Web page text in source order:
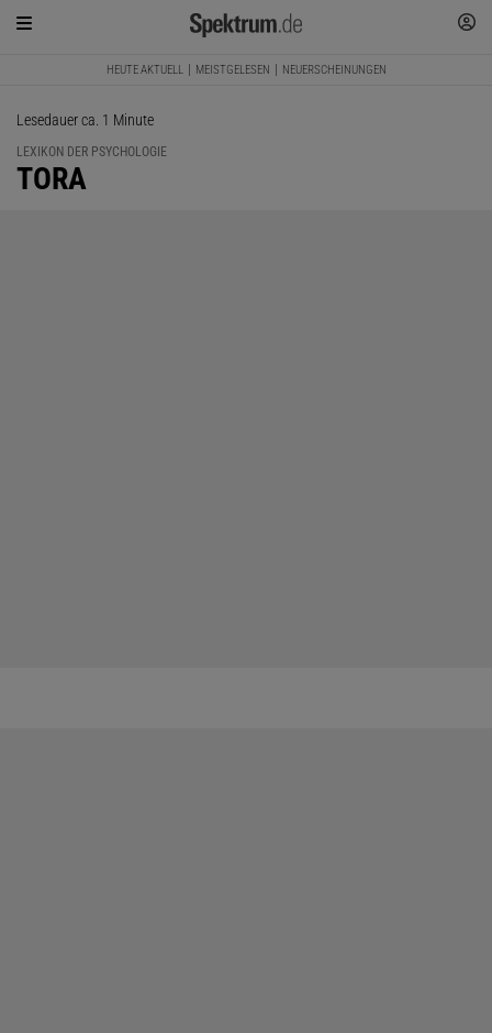
HEUTE AKTUELL MEISTGELESEN NEUERSCHEINUNGEN
Lesedauer ca. 1 Minute
LEXIKON DER PSYCHOLOGIE
:
TORA